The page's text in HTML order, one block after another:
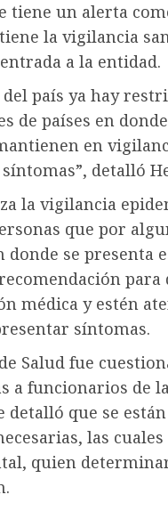
tiene un alerta
la vigilancia
a la entidad.
país ya hay
de países en
en
detalló
la vigilancia
que por
donde se presenta
médica y estén
síntomas.
Salud fue
a funcionarios de
que se
las
quien